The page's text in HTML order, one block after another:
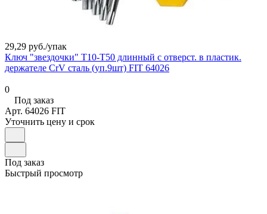
29,29 руб./упак
Ключ "звездочки" Т10-Т50 длинный с отверст. в пластик.
держателе CrV сталь (уп.9шт) FIT 64026
0
Под заказ
Арт. 64026 FIT
Уточнить цену и срок
Под заказ
Быстрый просмотр